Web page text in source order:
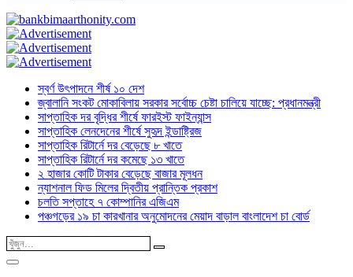
স্বর্ণ উৎপাদনে শীর্ষ ১০ দেশ
জ্বালানি সংকট মোকাবিলায় সরকার সর্বোচ্চ চেষ্টা চালিয়ে যাচ্ছে: প্রধানমন্ত্রী
সাপ্তাহিক দর বৃদ্ধির শীর্ষে ফারইস্ট ফাইন্যান্স
সাপ্তাহিক লেনদেনের শীর্ষে সুহৃদ ইন্ডাষ্ট্রিজ
সাপ্তাহিক রিটার্নে দর বেড়েছে ৮ খাতে
সাপ্তাহিক রিটার্নে দর কমেছে ১৩ খাতে
২ হাজার কোটি টাকার বেড়েছে বাজার মূলধন
ন্যাশনাল ফিড মিলের দ্বিতীয় প্রান্তিক প্রকাশ
চলতি সপ্তাহে ৭ কোম্পানির এজিএম
পঞ্চগড়ের ১৯ চা কারখানার অনুমোদনের মেয়াদ বাড়াল বাংলাদেশ চা বোর্ড